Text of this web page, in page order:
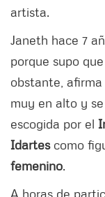
artista.
Janeth hace 7
porque supo
obstante,
muy en alto y
escogida por el
Idartescomo
femenino.
A horas de